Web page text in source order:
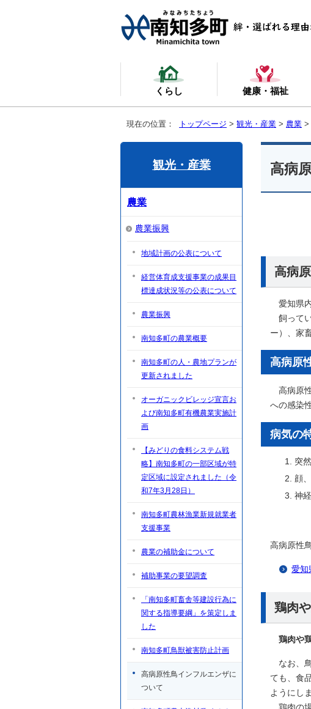
くらし 健康・福祉
現在の位置： トップページ > 観光・産業 > 農業 >
高病
高病
愛知県内
飼って
ー）、家
高病原
高病原
への感染
病気の
突
顔
神
高病原性
愛知
鶏肉
鶏肉や
なお、
ても、食
ようにし
観光・産業
農業
農業振興
地域計画の公表について
経営体育成支援事業の成果目
標達成状況等の公表について
農業振興
南知多町の農業概要
南知多町の人・農地プランが
更新されました
オーガニックビレッジ宣言お
よび南知多町有機農業実施計
画
【みどりの食料システム戦
略】南知多町の一部区域が特
定区域に設定されました（令
和7年3月28日）
南知多町農林漁業新規就業者
支援事業
農業の補助金について
補助事業の要望調査
「南知多町畜舎等建設行為に
関する指導要綱」を策定しま
した
南知多町鳥獣被害防止計画
高病原性鳥インフルエンザに
ついて